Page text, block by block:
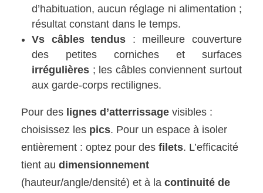
d’habituation, aucun réglage ni alimentation ;
résultat constant dans le temps.
Vs câbles tendus : meilleure couverture
des petites corniches et surfaces
irrégulières; les câbles conviennent surtout
aux garde-corps rectilignes.
Pour des lignes d’atterrissagevisibles :
choisissez les pics. Pour un espace à isoler
entièrement : optez pour des filets. L’efficacité
tient au dimensionnement
(hauteur/angle/densité) et à la continuité de